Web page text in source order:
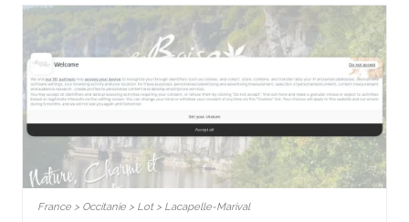
France > Occitanie > Lot > Lacapelle-Marival